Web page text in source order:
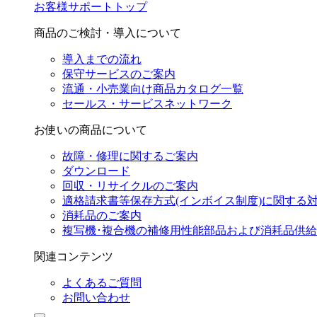
お客様サポートトップ
商品のご検討・導入について
導入までの流れ
保守サービスのご案内
流通・小売業向け商品カタログ一覧
セールス・サービスネットワーク
お使いの商品について
故障・修理に関するご案内
ダウンロード
回収・リサイクルのご案内
適格請求書等保存方式(インボイス制度)に関する
消耗品のご案内
複写機･複合機の補修用性能部品および消耗品供
関連コンテンツ
よくあるご質問
お問い合わせ